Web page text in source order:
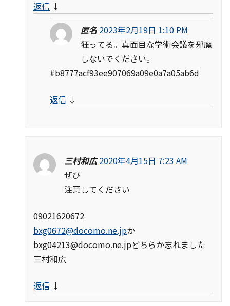
返信 ↓
匿名 2023年2月19日 1:10 PM
狂ってる。真面目な学術会議を邪魔
しないでください。
#b8777acf93ee907069a09e0a7a05ab6d
返信 ↓
三村和広 2020年4月15日 7:23 AM
ぜび
注意してください
09021620672
bxg0672@docomo.ne.jpか
bxg04213@docomo.ne.jpどちらか忘れました
三村和広
返信 ↓